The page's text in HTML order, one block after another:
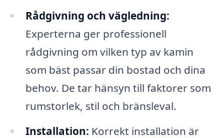
Rådgivning och vägledning:
Experterna ger professionell
rådgivning om vilken typ av kamin
som bäst passar din bostad och dina
behov. De tar hänsyn till faktorer som
rumstorlek, stil och bränsleval.
Installation: Korrekt installation är